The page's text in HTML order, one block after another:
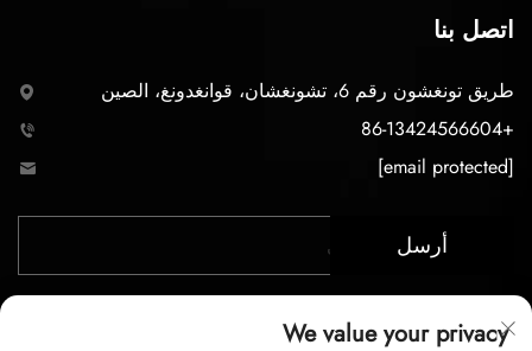
اتصل بنا
طريق تونغشون رقم 6، تشونغشان، قوانغدونغ، الصين
+86-13424566604
[email protected]
أرسل
We value your privacy